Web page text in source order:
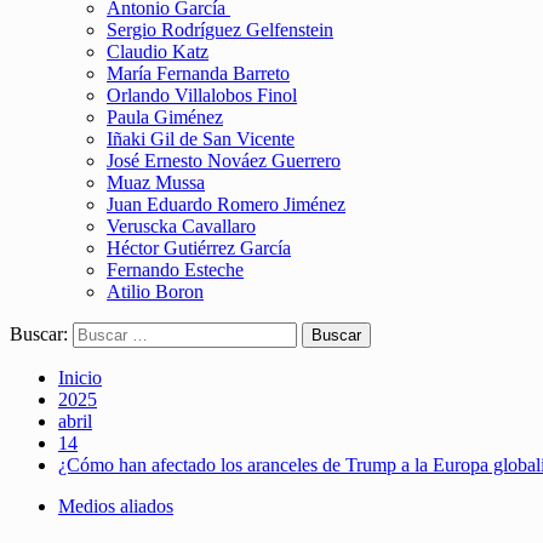
Antonio García
Sergio Rodríguez Gelfenstein
Claudio Katz
María Fernanda Barreto
Orlando Villalobos Finol
Paula Giménez
Iñaki Gil de San Vicente
José Ernesto Nováez Guerrero
Muaz Mussa
Juan Eduardo Romero Jiménez
Veruscka Cavallaro
Héctor Gutiérrez García
Fernando Esteche
Atilio Boron
Buscar:
Inicio
2025
abril
14
¿Cómo han afectado los aranceles de Trump a la Europa
Medios aliados